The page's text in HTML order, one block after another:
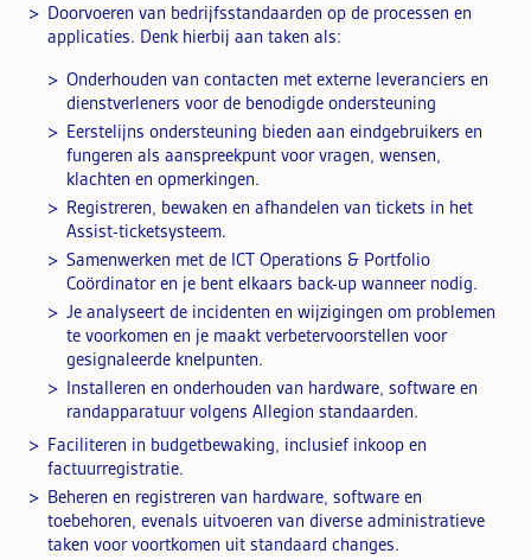
Doorvoeren van bedrijfsstandaarden op de processen en
applicaties. Denk hierbij aan taken als:
Onderhouden van contacten met externe leveranciers en
dienstverleners voor de benodigde ondersteuning
Eerstelijns ondersteuning bieden aan eindgebruikers en
fungeren als aanspreekpunt voor vragen, wensen,
klachten en opmerkingen.
Registreren, bewaken en afhandelen van tickets in het
Assist-ticketsysteem.
Samenwerken met de ICT Operations & Portfolio
Coördinator en je bent elkaars back-up wanneer nodig.
Je analyseert de incidenten en wijzigingen om problemen
te voorkomen en je maakt verbetervoorstellen voor
gesignaleerde knelpunten.
Installeren en onderhouden van hardware, software en
randapparatuur volgens Allegion standaarden.
Faciliteren in budgetbewaking, inclusief inkoop en
factuurregistratie.
Beheren en registreren van hardware, software en
toebehoren, evenals uitvoeren van diverse administratieve
taken voor voortkomen uit standaard changes.